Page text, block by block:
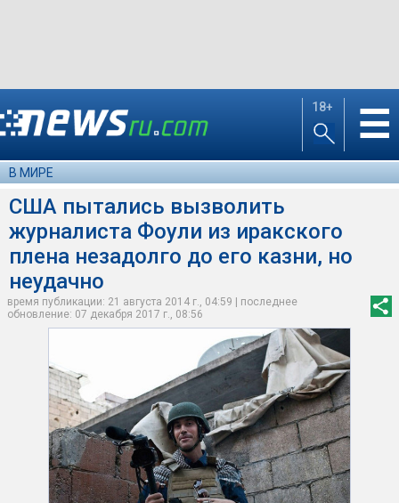
18+ ☰
В МИРЕ
США пытались вызволить
журналиста Фоули из иракского
плена незадолго до его казни, но
неудачно
время публикации: 21 августа 2014 г., 04:59 | последнее
обновление: 07 декабря 2017 г., 08:56